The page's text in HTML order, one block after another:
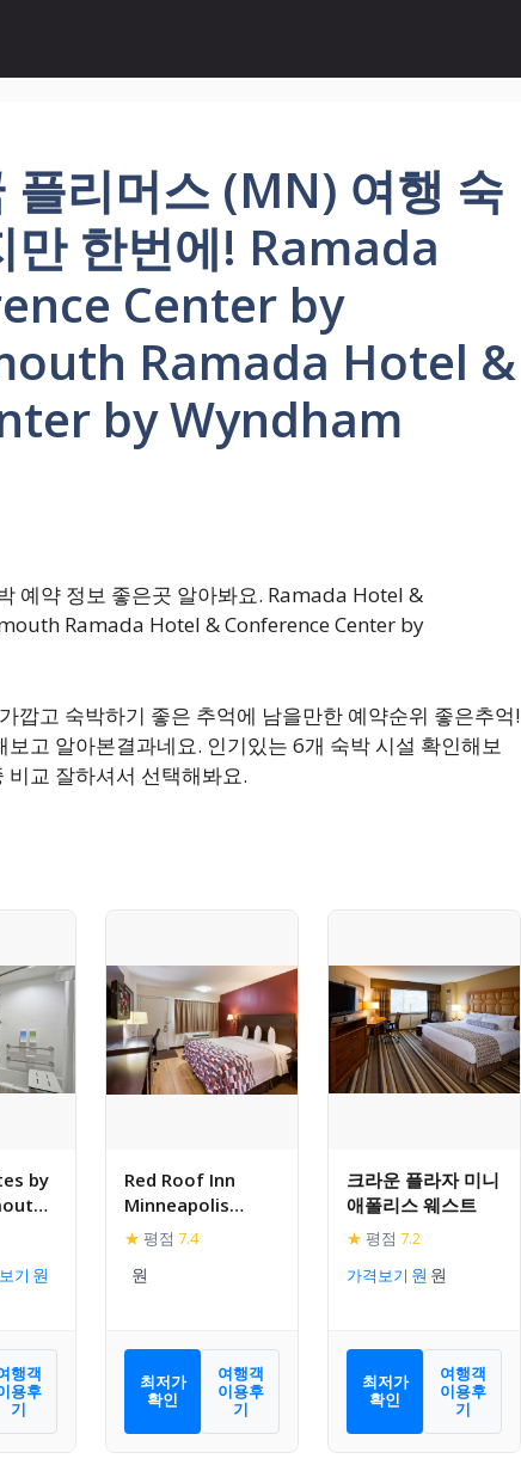
플리머스 (MN) 여행 숙
만 한번에! Ramada
Center by
Ramada Hotel &
by Wyndham
예약 정보 좋은곳 알아봐요. Ramada Hotel &
Ramada Hotel & Conference Center by
깝고 숙박하기 좋은 추억에 남을만한 예약순위 좋은추억!
고 알아본결과네요. 인기있는 6개 숙박 시설 확인해보
교 잘하셔서 선택해봐요.
by
기
행객
용후
기
Red Roof Inn
Minneapolis
Plymouth
★ 평점 7.4
최저가
확인
여행객
이용후
기
크라운 플라자 미니
애폴리스 웨스트
★ 평점 7.2
가격보기
최저가
확인
여행객
이용후
기